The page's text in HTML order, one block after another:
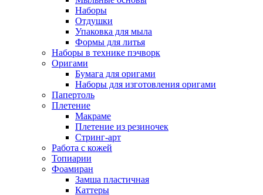
Наборы
Отдушки
Упаковка для мыла
Формы для литья
Наборы в технике пэчворк
Оригами
Бумага для оригами
Наборы для изготовления оригами
Папертоль
Плетение
Макраме
Плетение из резиночек
Стринг-арт
Работа с кожей
Топиарии
Фоамиран
Замша пластичная
Каттеры